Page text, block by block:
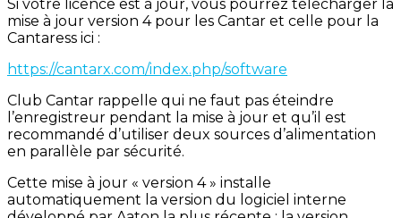
Si votre licence est à jour, vous pourrez télécharger la
mise à jour version 4 pour les Cantar et celle pour la
Cantaress ici :
https://cantarx.com/index.php/software
Club Cantar rappelle qui ne faut pas éteindre
l’enregistreur pendant la mise à jour et qu’il est
recommandé d’utiliser deux sources d’alimentation
en parallèle par sécurité.
Cette mise à jour « version 4 » installe
automatiquement la version du logiciel interne